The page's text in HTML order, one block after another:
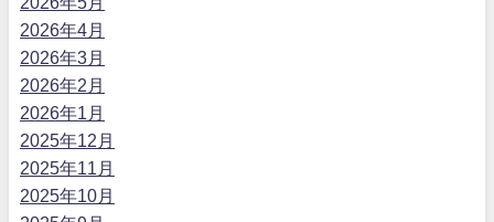
2026年4月
2026年3月
2026年2月
2026年1月
2025年12月
2025年11月
2025年10月